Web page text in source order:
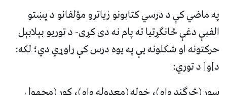
په ماضي کې د درسي کتابونو زياترو مؤلفانو د پښتو
الفبې دغې ځانګړتيا ته پام نه دی کړی- د توريو بېلابېل
حرکتونه او شکلونه يې په يوه درس کې راوړي دي؛ لکه:
د]و[ د توري: